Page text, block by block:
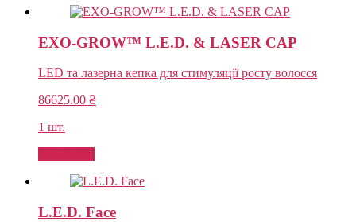
EXO-GROW™ L.E.D. & LASER CAP
LED та лазерна кепка для стимуляції росту волосся
86625.00 ₴
1 шт.
L.E.D. Face